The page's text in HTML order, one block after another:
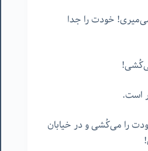
خودت را جدا
است.
را می‌کُشی و در خیابان